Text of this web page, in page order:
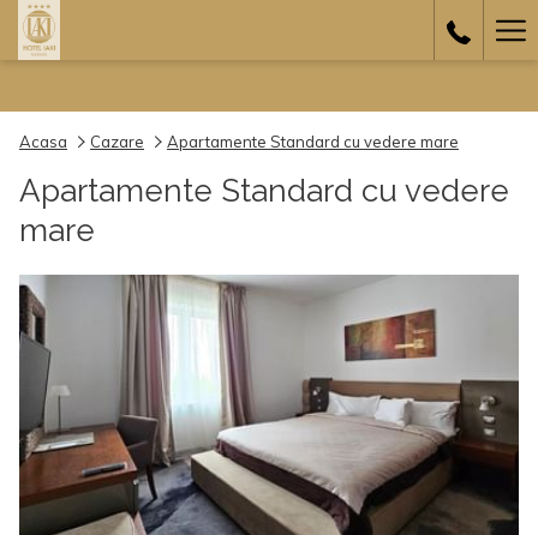
Acasa Cazare Apartamente Standard cu vedere mare
Apartamente Standard cu vedere
mare